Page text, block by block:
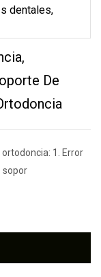
De
1. Error
sopor